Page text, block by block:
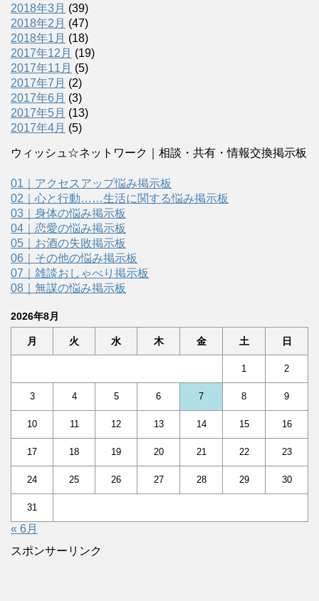
2018年3月 (39)
2018年2月 (47)
2018年1月 (18)
2017年12月 (19)
2017年11月 (5)
2017年7月 (2)
2017年6月 (3)
2017年5月 (13)
2017年4月 (5)
ウィッシュ☆ネットワーク｜相談・共有・情報交換掲示板
01｜アクセスアップ悩み掲示板
02｜心と行動……生活に関する悩み掲示板
03｜身体の悩み掲示板
04｜恋愛の悩み掲示板
05｜お酒の失敗掲示板
06｜その他の悩み掲示板
07｜雑談おしゃべり掲示板
08｜無謀の悩み掲示板
2026年8月
月 火 水 木 金 土 日
1 2
3 4 5 6 7 8 9
10 11 12 13 14 15 16
17 18 19 20 21 22 23
24 25 26 27 28 29 30
31
« 6月
スポンサーリンク